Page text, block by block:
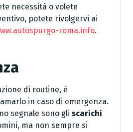
necessità o volete
potete rivolgervi ai
roma.info.
di routine, è
in caso di emergenza.
segnale sono gli scarichi
ma non sempre si